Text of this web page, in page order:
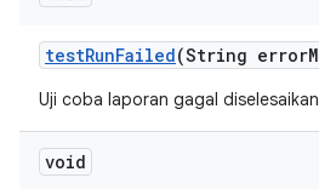
testRunFailed(String error
Uji coba laporan gagal
void